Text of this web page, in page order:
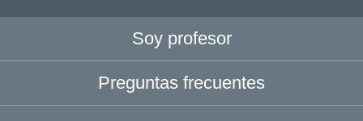
Soy profesor
Preguntas frecuentes